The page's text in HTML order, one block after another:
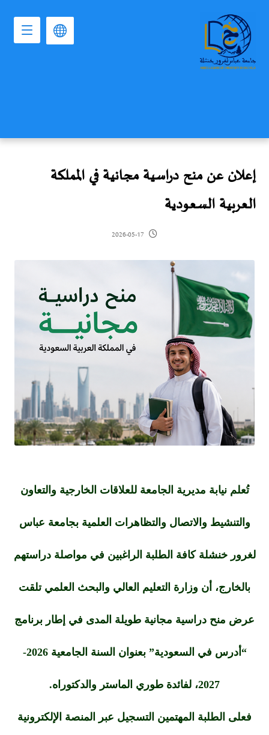
إعلان عن منح دراسية مجانية في المملكة
العربية السعودية
2026-05-17
تُعلم نيابة مديرية الجامعة للعلاقات الخارجية والتعاون
والتنشيط والاتصال والتظاهرات العلمية بجامعة عباس
لغرور خنشلة كافة الطلبة الراغبين في مواصلة دراستهم
بالخارج، أن وزارة التعليم العالي والبحث العلمي تلقت
عرض منح دراسية مجانية طويلة المدى في إطار برنامج
“أدرس في السعودية” بعنوان السنة الجامعية 2026-
2027، لفائدة طوري الماستر والدكتوراه.
فعلى الطلبة المهتمين التسجيل عبر المنصة الإلكترونية